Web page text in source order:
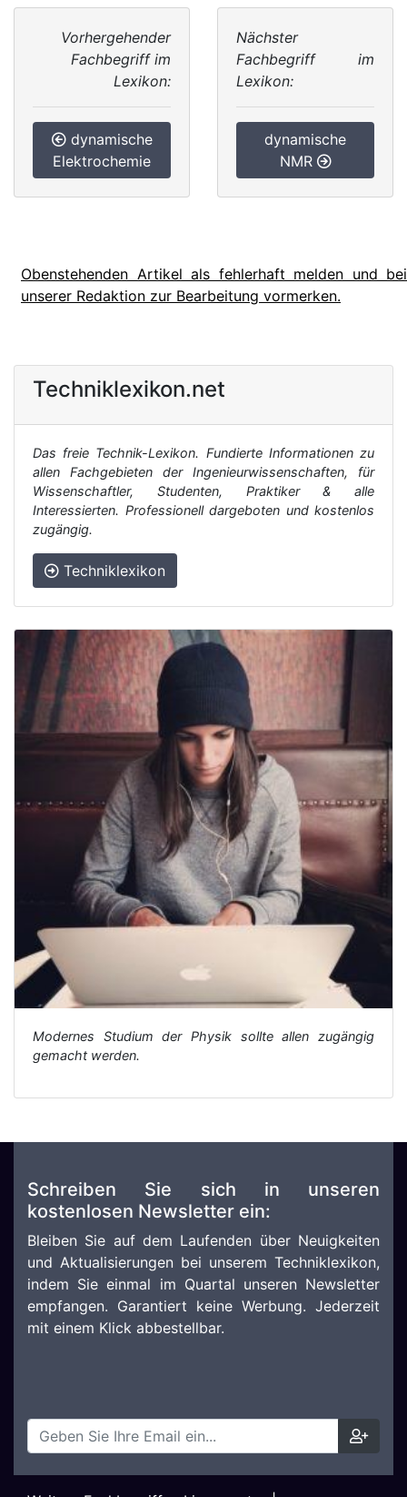
Vorhergehender
Fachbegriff im
Lexikon:
dynamische
Elektrochemie
Nächster
Fachbegriff im
Lexikon:
dynamische
NMR
Obenstehenden Artikel als fehlerhaft melden und bei
unserer Redaktion zur Bearbeitung vormerken.
Techniklexikon.net
Das freie Technik-Lexikon. Fundierte Informationen zu
allen Fachgebieten der Ingenieurwissenschaften, für
Wissenschaftler, Studenten, Praktiker & alle
Interessierten. Professionell dargeboten und kostenlos
zugängig.
Techniklexikon
Modernes Studium der Physik sollte allen zugängig
gemacht werden.
Schreiben Sie sich in unseren
kostenlosen Newsletter ein:
Bleiben Sie auf dem Laufenden über Neuigkeiten
und Aktualisierungen bei unserem Techniklexikon,
indem Sie einmal im Quartal unseren Newsletter
empfangen. Garantiert keine Werbung. Jederzeit
mit einem Klick abbestellbar.